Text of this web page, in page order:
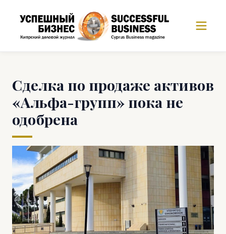
Сделка по продаже активов
«Альфа-групп» пока не
одобрена